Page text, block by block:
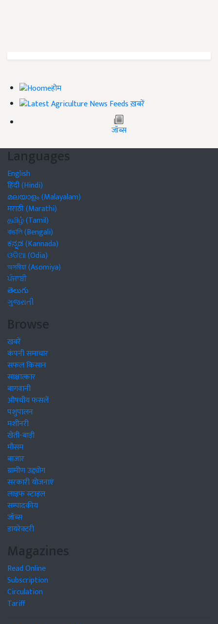
होम
ख़बरें
जॉब्स
Languages
English
हिंदी (Hindi)
മലയാളം (Malayalam)
मराठी (Marathi)
தமிழ் (Tamil)
বাঙালি (Bengali)
ಕನ್ನಡ (Kannada)
ଓଡିଆ (Odia)
অসমীয়া (Asomiya)
ਪੰਜਾਬੀ
తెలుగు
ગુજરાતી
Browse
खबरें
कंपनी समाचार
सफल किसान
साक्षात्कार
बागवानी
औषधीय फसलें
पशुपालन
मशीनरी
खेती-बाड़ी
मौसम
बाजार
ग्रामीण उद्द्योग
सरकारी योजनाएं
लाइफ स्टाइल
सम्पादकीय
जॉब्स
डायरेक्टरी
Magazines
Read Online
Subscription
Circulation
Tariff